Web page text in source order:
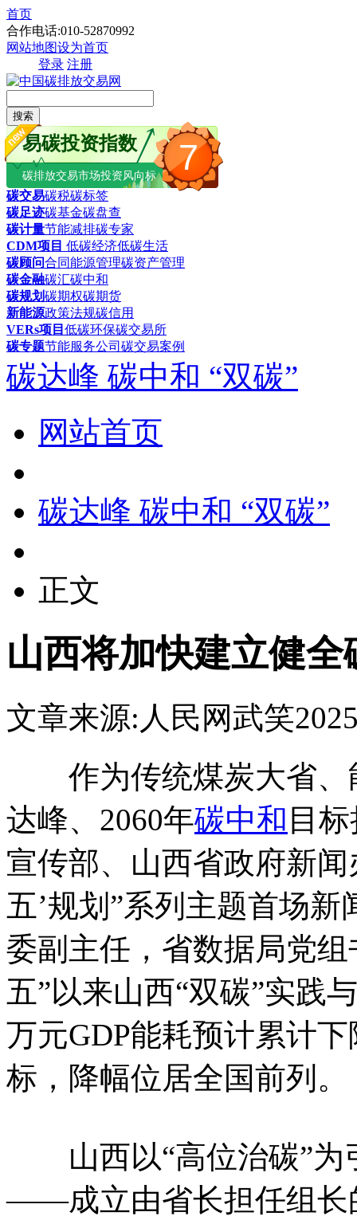
首页
合作电话:010-52870992
网站地图设为首页
登录 注册
搜索
7
易碳投资指数
碳排放交易市场投资风向标
碳交易碳税碳标签
碳足迹碳基金碳盘查
碳计量节能减排碳专家
CDM项目 低碳经济低碳生活
碳顾问合同能源管理碳资产管理
碳金融碳汇碳中和
碳规划碳期权碳期货
新能源政策法规碳信用
VERs项目 低碳环保碳交易所
碳专题节能服务公司 碳交易案例
碳达峰 碳中和 “双碳”
网站首页
碳达峰 碳中和 “双碳”
正文
山西将加快建立健
文章来源:人民网武笑
作为传统煤炭大省、
达峰、2060年碳中和 目
宣传部、山西省政府新
五’规划”系列主题首场
委副主任，省数据局党
五”以来山西“双碳”实践
万元GDP能耗预计累计
标，降幅位居全国前列。
山西以“高位治碳”为
——成立由省长担任组长